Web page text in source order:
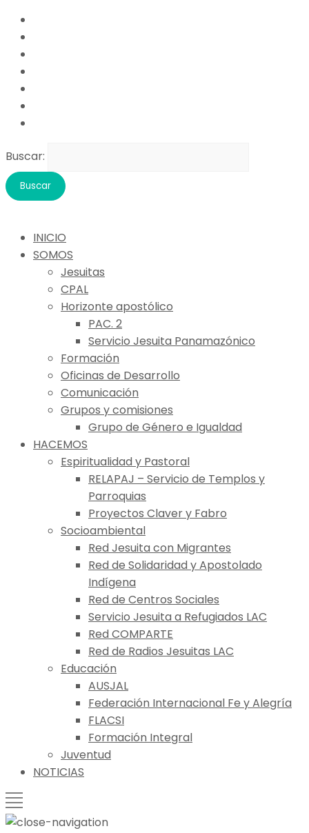
Buscar:
INICIO
SOMOS
Jesuitas
CPAL
Horizonte apostólico
PAC. 2
Servicio Jesuita Panamazónico
Formación
Oficinas de Desarrollo
Comunicación
Grupos y comisiones
Grupo de Género e Igualdad
HACEMOS
Espiritualidad y Pastoral
RELAPAJ – Servicio de Templos y
Parroquias
Proyectos Claver y Fabro
Socioambiental
Red Jesuita con Migrantes
Red de Solidaridad y Apostolado
Indígena
Red de Centros Sociales
Servicio Jesuita a Refugiados LAC
Red COMPARTE
Red de Radios Jesuitas LAC
Educación
AUSJAL
Federación Internacional Fe y Alegría
FLACSI
Formación Integral
Juventud
NOTICIAS